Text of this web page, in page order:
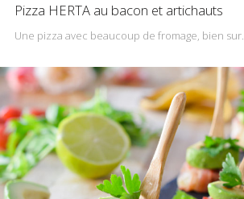
Pizza HERTA au bacon et artichauts
Une pizza avec beaucoup de fromage, bien sur.